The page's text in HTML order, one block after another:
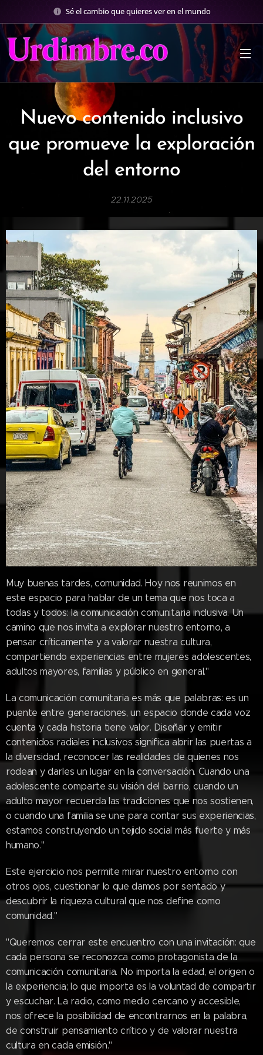
Sé el cambio que quieres ver en el mundo
Nuevo contenido inclusivo
que promueve la exploración
del entorno
22.11.2025
Muy buenas tardes, comunidad. Hoy nos reunimos en
este espacio para hablar de un tema que nos toca a
todas y todos: la comunicación comunitaria inclusiva. Un
camino que nos invita a explorar nuestro entorno, a
pensar críticamente y a valorar nuestra cultura,
compartiendo experiencias entre mujeres adolescentes,
adultos mayores, familias y público en general."
La comunicación comunitaria es más que palabras: es un
puente entre generaciones, un espacio donde cada voz
cuenta y cada historia tiene valor. Diseñar y emitir
contenidos radiales inclusivos significa abrir las puertas a
la diversidad, reconocer las realidades de quienes nos
rodean y darles un lugar en la conversación. Cuando una
adolescente comparte su visión del barrio, cuando un
adulto mayor recuerda las tradiciones que nos sostienen,
o cuando una familia se une para contar sus experiencias,
estamos construyendo un tejido social más fuerte y más
humano."
Este ejercicio nos permite mirar nuestro entorno con
otros ojos, cuestionar lo que damos por sentado y
descubrir la riqueza cultural que nos define como
comunidad."
"Queremos cerrar este encuentro con una invitación: que
cada persona se reconozca como protagonista de la
comunicación comunitaria. No importa la edad, el origen o
la experiencia; lo que importa es la voluntad de compartir
y escuchar. La radio, como medio cercano y accesible,
nos ofrece la posibilidad de encontrarnos en la palabra,
de construir pensamiento crítico y de valorar nuestra
cultura en cada emisión."